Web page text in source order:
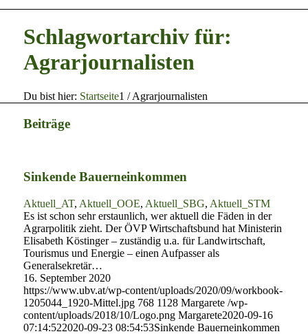
Schlagwortarchiv für:
Agrarjournalisten
Du bist hier: Startseite1 / Agrarjournalisten
Beiträge
Sinkende Bauerneinkommen
Aktuell_AT, Aktuell_OOE, Aktuell_SBG, Aktuell_STM
Es ist schon sehr erstaunlich, wer aktuell die Fäden in der
Agrarpolitik zieht. Der ÖVP Wirtschaftsbund hat Ministerin
Elisabeth Köstinger – zuständig u.a. für Landwirtschaft,
Tourismus und Energie – einen Aufpasser als
Generalsekretär…
16. September 2020
https://www.ubv.at/wp-content/uploads/2020/09/workbook-
1205044_1920-Mittel.jpg 768 1128 Margarete /wp-
content/uploads/2018/10/Logo.png Margarete2020-09-16
07:14:522020-09-23 08:54:53Sinkende Bauerneinkommen